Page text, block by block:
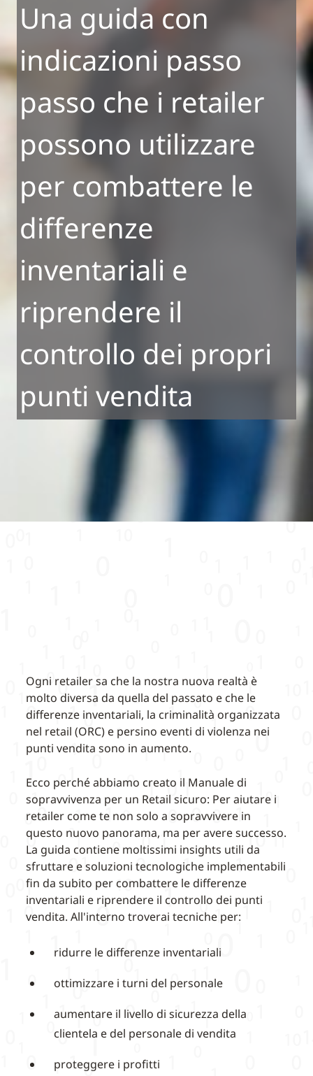
Una guida con
indicazioni passo
passo che i retailer
possono utilizzare
per combattere le
differenze
inventariali e
riprendere il
controllo dei propri
punti vendita
Ogni retailer sa che la nostra nuova realtà è
molto diversa da quella del passato e che le
differenze inventariali, la criminalità organizzata
nel retail (ORC) e persino eventi di violenza nei
punti vendita sono in aumento.
Ecco perché abbiamo creato il Manuale di
sopravvivenza per un Retail sicuro: Per aiutare i
retailer come te non solo a sopravvivere in
questo nuovo panorama, ma per avere successo.
La guida contiene moltissimi insights utili da
sfruttare e soluzioni tecnologiche implementabili
fin da subito per combattere le differenze
inventariali e riprendere il controllo dei punti
vendita. All'interno troverai tecniche per:
ridurre le differenze inventariali
ottimizzare i turni del personale
aumentare il livello di sicurezza della
clientela e del personale di vendita
proteggere i profitti